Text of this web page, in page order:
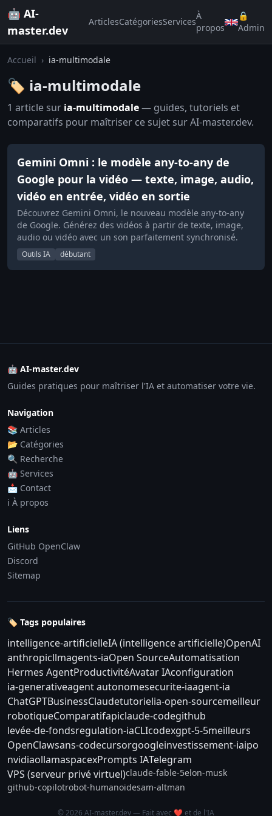
🤖 AI-
master.dev
ArticlesCatégoriesServices
À
propos
🔒
Admin
Accueil › ia-multimodale
🏷️ ia-multimodale
1 article sur ia-multimodale— guides, tutoriels et
comparatifs pour maîtriser ce sujet sur AI-master.dev.
Gemini Omni : le modèle any-to-any de
Google pour la vidéo — texte, image, audio,
vidéo en entrée, vidéo en sortie
Découvrez Gemini Omni, le nouveau modèle any-to-any
de Google. Générez des vidéos à partir de texte, image,
audio ou vidéo avec un son parfaitement synchronisé.
Outils IA débutant
🤖 AI-master.dev
Guides pratiques pour maîtriser l'IA et automatiser votre vie.
Navigation
📚 Articles
📂 Catégories
🔍 Recherche
🤖 Services
📩 Contact
ℹ️ À propos
Liens
GitHub OpenClaw
Discord
Sitemap
🏷️ Tags populaires
intelligence-artificielleIA (intelligence artificielle)OpenAI
anthropicllmagents-iaOpen SourceAutomatisation
Hermes AgentProductivitéAvatar IAconfiguration
ia-generativeagent autonomesecurite-iaagent-ia
ChatGPTBusinessClaudetutorielia-open-sourcemeilleur
robotiqueComparatifapiclaude-codegithub
levée-de-fondsregulation-iaCLIcodexgpt-5-5meilleurs
OpenClawsans-codecursorgoogleinvestissement-iaipo
nvidiaollamaspacexPrompts IATelegram
VPS (serveur privé virtuel)claude-fable-5elon-musk
github-copilotrobot-humanoidesam-altman
© 2026 AI-master.dev — Fait avec ❤️ et de l'IA